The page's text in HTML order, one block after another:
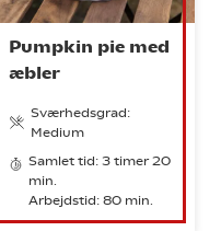
Pumpkin pie med
æbler
Sværhedsgrad:
Medium
Samlet tid: 3 timer 20
min.
Arbejdstid: 80 min.